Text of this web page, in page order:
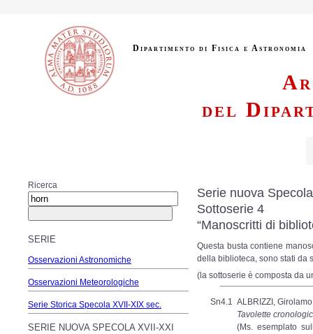
Dipartimento di Fisica e Astronomia
del
Ricerca
SERIE
Osservazioni Astronomiche
Osservazioni Meteorologiche
Serie Storica Specola XVII-XIX sec.
SERIE NUOVA SPECOLA XVII-XXI
Serie nuova
Sottoserie 4
“Manoscritti di
Questa busta contiene
della biblioteca, sono stati da
(la sottoserie è composta da
Sn4.1 ALBRIZZI, Girolamo
Tavolette
(Ms. esemplato